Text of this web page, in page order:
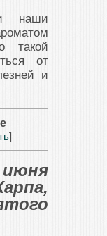
наши
такой
от
и
]